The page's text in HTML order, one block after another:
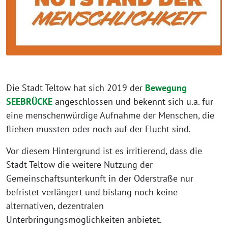
Die Stadt Teltow hat sich 2019 der Bewegung
SEEBRÜCKE angeschlossen und bekennt sich u.a. für
eine menschenwürdige Aufnahme der Menschen, die
fliehen mussten oder noch auf der Flucht sind.
Vor diesem Hintergrund ist es irritierend, dass die
Stadt Teltow die weitere Nutzung der
Gemeinschaftsunterkunft in der Oderstraße nur
befristet verlängert und bislang noch keine
alternativen, dezentralen
Unterbringungsmöglichkeiten anbietet.